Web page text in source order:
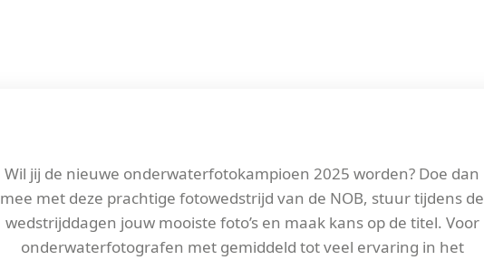
Wil jij de nieuwe onderwaterfotokampioen 2025 worden? Doe dan
mee met deze prachtige fotowedstrijd van de NOB, stuur tijdens de
wedstrijddagen jouw mooiste foto’s en maak kans op de titel. Voor
onderwaterfotografen met gemiddeld tot veel ervaring in het